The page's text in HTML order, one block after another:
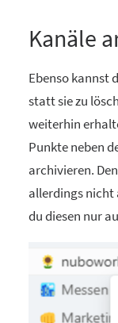
Kanäle
Ebenso kannst
statt sie zu
weiterhin
Punkte neben
archivieren.
allerdings nicht
du diesen nur